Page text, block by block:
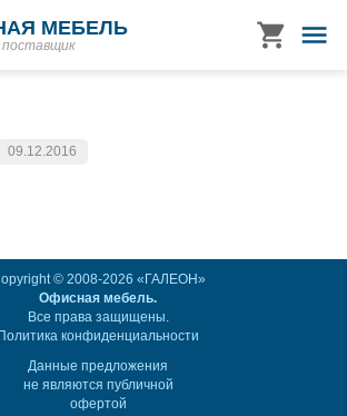
МЕБЕЛЬ
09.12.2016
© 2008-2026 «ГАЛЕОН»
Офисная мебель.
Все права защищены.
Политика конфиденциальности
Данные предложения
не являются публичной
офертой